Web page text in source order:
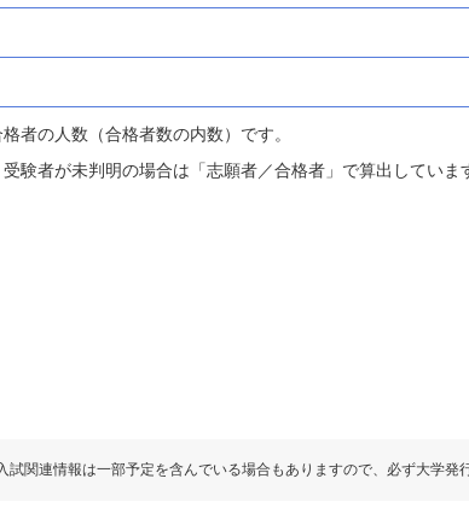
者の人数（合格者数の内数）です。
験者が未判明の場合は「志願者／合格者」で算出していま
関連情報は一部予定を含んでいる場合もありますので、必ず大学発